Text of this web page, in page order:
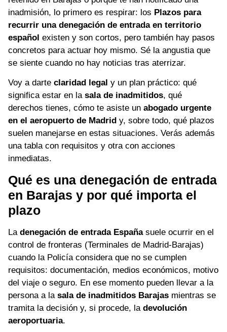
inadmisión, lo primero es respirar: los Plazos para
recurrir una denegación de entrada en territorio
español existen y son cortos, pero también hay pasos
concretos para actuar hoy mismo. Sé la angustia que
se siente cuando no hay noticias tras aterrizar.
Voy a darte claridad legal y un plan práctico: qué
significa estar en la sala de inadmitidos, qué
derechos tienes, cómo te asiste un abogado urgente
en el aeropuerto de Madrid y, sobre todo, qué plazos
suelen manejarse en estas situaciones. Verás además
una tabla con requisitos y otra con acciones
inmediatas.
Qué es una denegación de entrada
en Barajas y por qué importa el
plazo
La denegación de entrada Españasuele ocurrir en el
control de fronteras (Terminales de Madrid-Barajas)
cuando la Policía considera que no se cumplen
requisitos: documentación, medios económicos, motivo
del viaje o seguro. En ese momento pueden llevar a la
persona a la sala de inadmitidos Barajas mientras se
tramita la decisión y, si procede, la devolución
aeroportuaria.